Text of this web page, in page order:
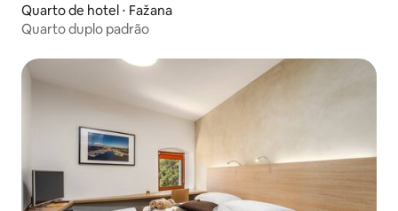
Quarto de hotel ⋅ Fažana
Quarto duplo padrão